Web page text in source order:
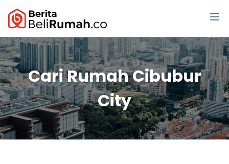
Cari Rumah Cibubur
City